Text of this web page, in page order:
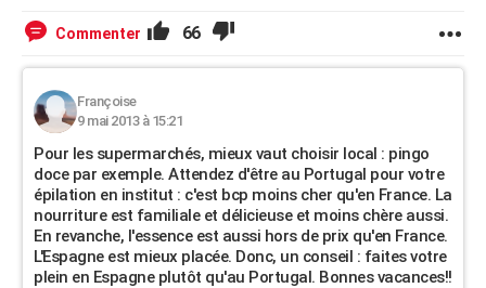
Commenter 66
Françoise
9 mai 2013 à 15:21
Pour les supermarchés, mieux vaut choisir local : pingo
doce par exemple. Attendez d'être au Portugal pour votre
épilation en institut : c'est bcp moins cher qu'en France. La
nourriture est familiale et délicieuse et moins chère aussi.
En revanche, l'essence est aussi hors de prix qu'en France.
L'Espagne est mieux placée. Donc, un conseil : faites votre
plein en Espagne plutôt qu'au Portugal. Bonnes vacances!!